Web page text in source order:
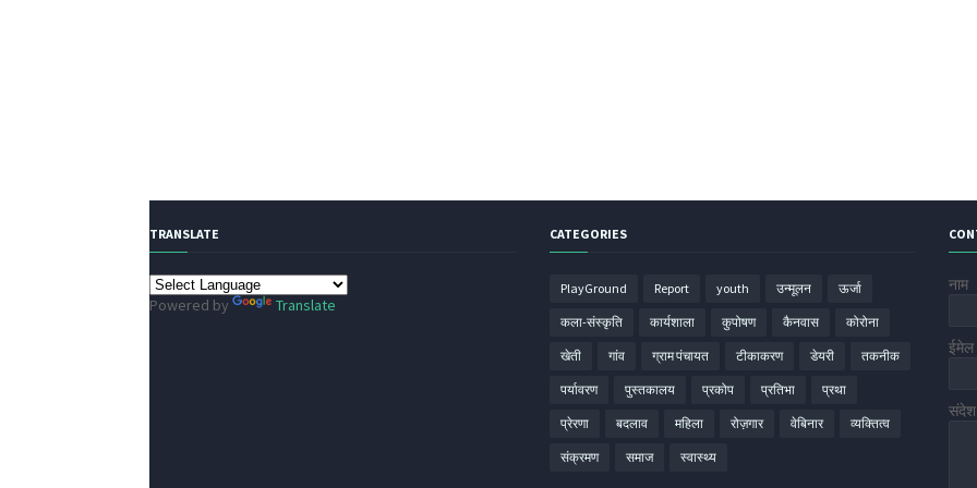
TRANSLATE
Powered by Translate
CATEGORIES
PlayGround Report youth उन्मूलन ऊर्जा
कला-संस्कृति कार्यशाला कुपोषण कैनवास कोरोना
खेती गांव ग्राम पंचायत टीकाकरण डेयरी तकनीक
पर्यावरण पुस्तकालय प्रकोप प्रतिभा प्रथा
प्रेरणा बदलाव महिला रोज़गार वेबिनार व्यक्तित्व
संक्रमण समाज स्वास्थ्य
नाम
ईमेल
संदेश